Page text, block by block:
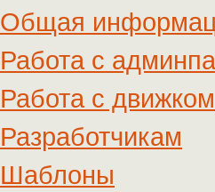
Общая
Работа с
Работа с движком
Разработчикам
Шаблоны